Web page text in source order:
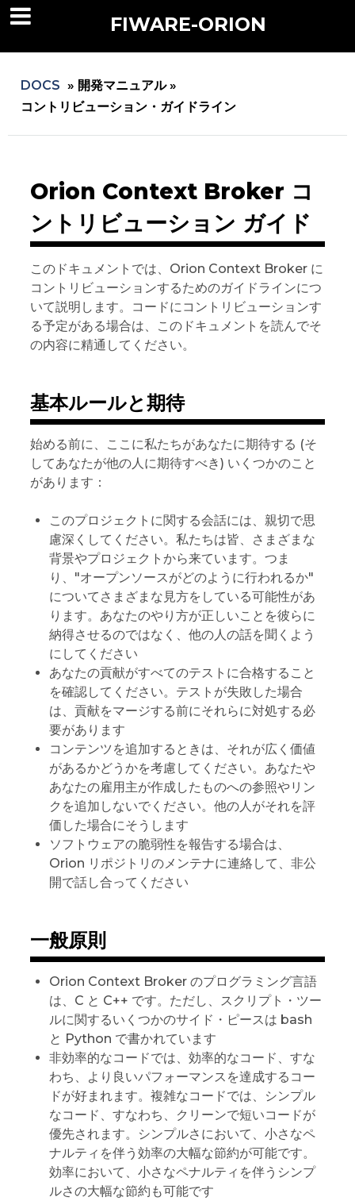
FIWARE-ORION
DOCS » 開発マニュアル »
コントリビューション・ガイドライン
Orion Context Broker コ
ントリビューション ガイド
このドキュメントでは、Orion Context Broker に
コントリビューションするためのガイドラインにつ
いて説明します。コードにコントリビューションす
る予定がある場合は、このドキュメントを読んでそ
の内容に精通してください。
基本ルールと期待
始める前に、ここに私たちがあなたに期待する (そ
してあなたが他の人に期待すべき) いくつかのこと
があります：
このプロジェクトに関する会話には、親切で思
慮深くしてください。私たちは皆、さまざまな
背景やプロジェクトから来ています。つま
り、"オープンソースがどのように行われるか"
についてさまざまな見方をしている可能性があ
ります。あなたのやり方が正しいことを彼らに
納得させるのではなく、他の人の話を聞くよう
にしてください
あなたの貢献がすべてのテストに合格すること
を確認してください。テストが失敗した場合
は、貢献をマージする前にそれらに対処する必
要があります
コンテンツを追加するときは、それが広く価値
があるかどうかを考慮してください。あなたや
あなたの雇用主が作成したものへの参照やリン
クを追加しないでください。他の人がそれを評
価した場合にそうします
ソフトウェアの脆弱性を報告する場合は、
Orion リポジトリのメンテナに連絡して、非公
開で話し合ってください
一般原則
Orion Context Broker のプログラミング言語
は、C と C++ です。ただし、スクリプト・ツー
ルに関するいくつかのサイド・ピースは bash
と Python で書かれています
非効率的なコードでは、効率的なコード、すな
わち、より良いパフォーマンスを達成するコー
ドが好まれます。複雑なコードでは、シンプル
なコード、すなわち、クリーンで短いコードが
優先されます。シンプルさにおいて、小さなペ
ナルティを伴う効率の大幅な節約が可能です。
効率において、小さなペナルティを伴うシンプ
ルさの大幅な節約も可能です